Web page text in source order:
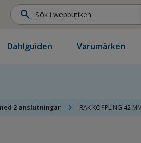
search
Dahlguiden Varumärken
2 anslutningar chevron_right RAK KOPPLING 42